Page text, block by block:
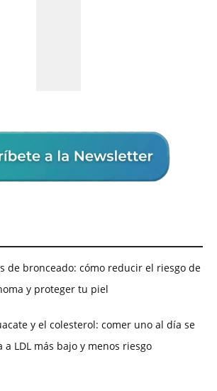
de bronceado: cómo reducir el riesgo de
y proteger tu piel
y el colesterol: comer uno al día se
a LDL más bajo y menos riesgo